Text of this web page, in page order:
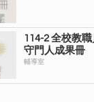
114-2 全校教
守門人成果冊
輔導室